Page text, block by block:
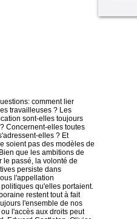
comment lier
travailleuses ? Les
sont-elles toujours
Concernent-elles toutes
elles ? Et
soient pas des modèles de
que les ambitions de
le passé, la volonté de
persiste dans
l'appellation
qu'elles portaient.
restent tout à fait
l'ensemble de nos
l'accès aux droits peut